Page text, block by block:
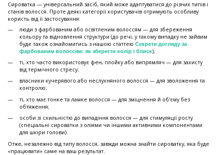
Сироватка — універсальний засіб, який може адаптуватися до різних типів і
станів волосся. Проте деякі категорії користувачів отримують особливу
користь від її застосування:
люди з фарбованим або освітленим волоссям — для збереження
кольору та відновлення структури (до речі, у такому випадку не зайвим
буде також ознайомитись з нашою статтею Секрети догляду за
фарбованим волоссям: як зберегти колір і блиск);
ті, хто часто використовує фен, плойку або випрямляч — для захисту
від термічного стресу;
власники кучерявого або неслухняного волосся — для зволоження та
контролю;
ті, хто має тонке та ламке волосся — для зміцнення й об'єму без
обтяження;
особи зі схильністю до випадіння волосся — для стимуляції росту
(спеціальні сироватки з оліями чи іншими активними компонентами
для шкіри голови).
Отже, незалежно від типу волосся, завжди можна знайти сироватку, яка буде
«працювати» саме на ваш результат.